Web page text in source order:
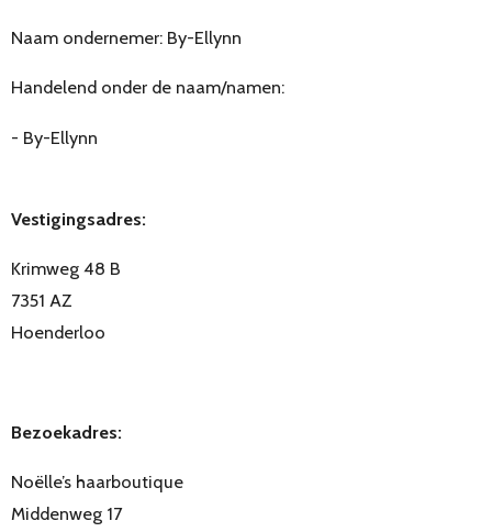
Naam ondernemer: By-Ellynn
Handelend onder de naam/namen:
- By-Ellynn
Vestigingsadres:
Krimweg 48 B
7351 AZ
Hoenderloo
Bezoekadres:
Noëlle’s haarboutique
Middenweg 17